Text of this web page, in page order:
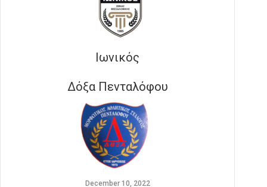
Ιωνικός
Δόξα Πενταλόφου
December 10, 2022